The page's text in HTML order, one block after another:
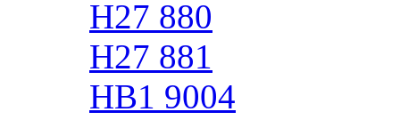
H27 880
H27 881
HB1 9004